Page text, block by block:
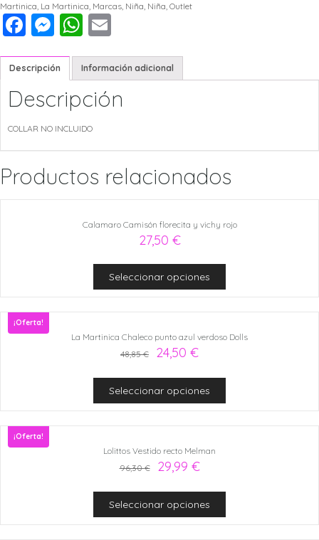
Martinica, La Martinica, Marcas, Niña, Niña, Outlet
Facebook
Messenger
WhatsApp
Descripción Información adicional
Descripción
COLLAR NO INCLUIDO
Productos relacionados
Calamaro Camisón florecita y vichy rojo
27,50 €
Seleccionar opciones
¡Oferta!
La Martinica Chaleco punto azul verdoso Dolls
48,85€ 24,50 €
Seleccionar opciones
¡Oferta!
Lolittos Vestido recto Melman
96,30€ 29,99 €
Seleccionar opciones